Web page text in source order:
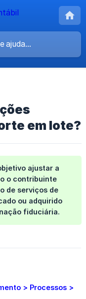
em lote?
ajustar a
o contribuinte
de serviços de
ou adquirido
fiduciária.
> Processos >